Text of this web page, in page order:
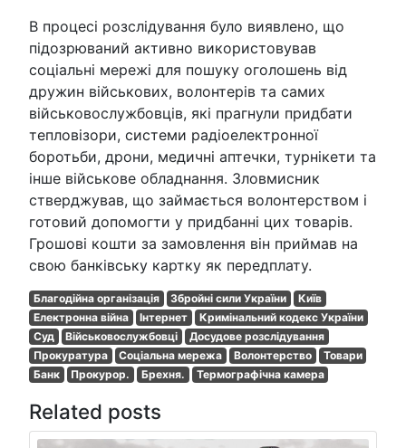
В процесі розслідування було виявлено, що
підозрюваний активно використовував
соціальні мережі для пошуку оголошень від
дружин військових, волонтерів та самих
військовослужбовців, які прагнули придбати
тепловізори, системи радіоелектронної
боротьби, дрони, медичні аптечки, турнікети та
інше військове обладнання. Зловмисник
стверджував, що займається волонтерством і
готовий допомогти у придбанні цих товарів.
Грошові кошти за замовлення він приймав на
свою банківську картку як передплату.
Благодійна організація Збройні сили України
Київ
Електронна війна
Інтернет
Кримінальний кодекс України
Суд
Військовослужбовці
Досудове розслідування
Прокуратура
Соціальна мережа Волонтерство
Товари
Банк
Прокурор. Брехня. Термографічна камера
Related posts